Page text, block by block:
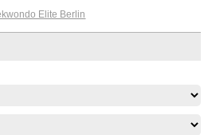
zum Angriff und Blocks zur